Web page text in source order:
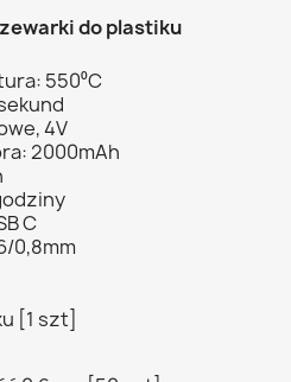
do plastiku
550⁰C
4V
2000mAh
C
0,8mm
[1 szt]